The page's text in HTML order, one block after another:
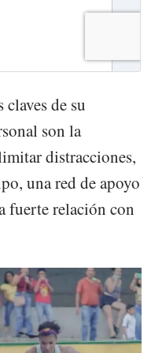
de su
son la
distracciones,
una red de apoyo
fuerte relación con